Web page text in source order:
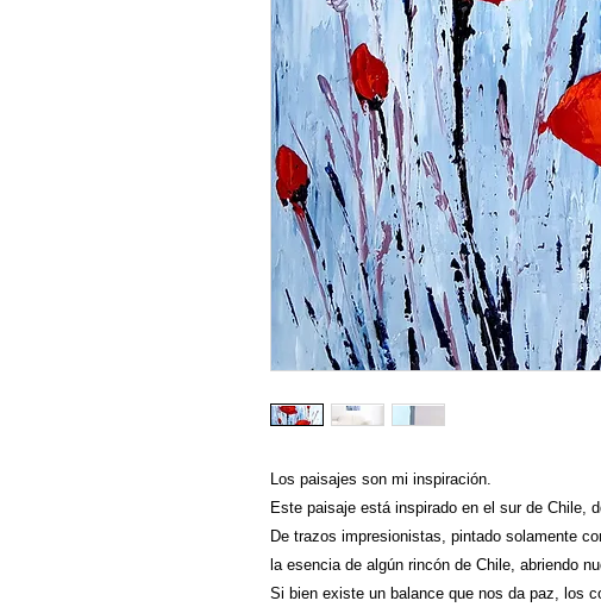
Los paisajes son mi inspiración.
Este paisaje está inspirado en el sur de Chile,
De trazos impresionistas, pintado solamente
la esencia de algún rincón de Chile, abriendo
Si bien existe un balance que nos da paz, los